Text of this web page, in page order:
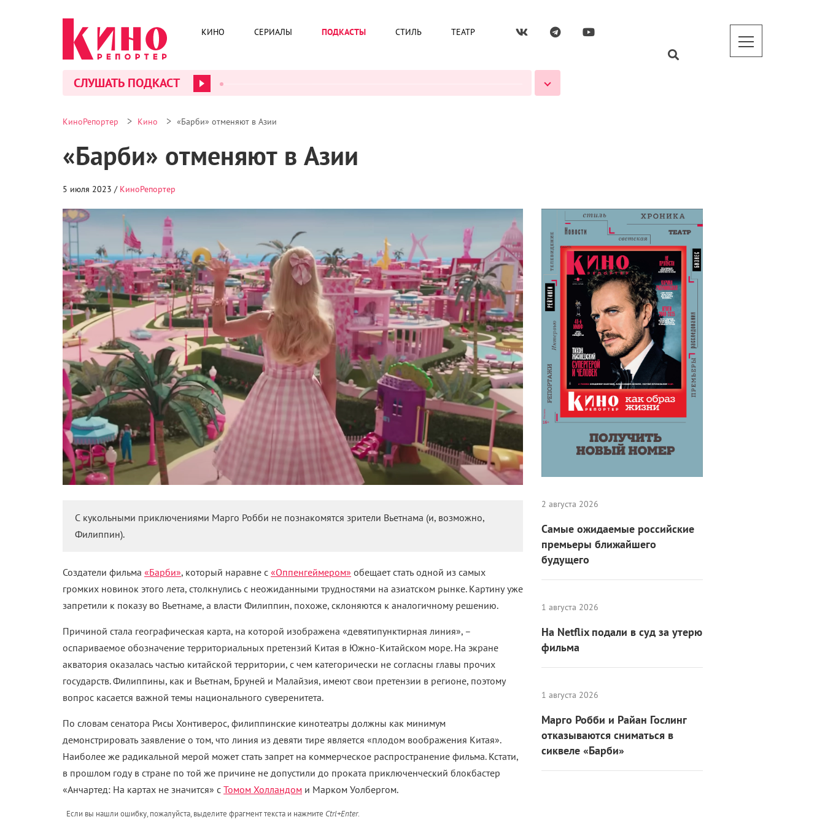
КИНО СЕРИАЛЫ ПОДКАСТЫ СТИЛЬ ТЕАТР
СЛУШАТЬ ПОДКАСТ
КиноРепортер > Кино > «Барби» отменяют в Азии
«Барби» отменяют в Азии
5 июля 2023 / КиноРепортер
С кукольными приключениями Марго Робби не познакомятся зрители Вьетнама (и, возможно,
Филиппин).
Создатели фильма «Барби», который наравне с «Оппенгеймером» обещает стать одной из самых
громких новинок этого лета, столкнулись с неожиданными трудностями на азиатском рынке. Картину уже
запретили к показу во Вьетнаме, а власти Филиппин, похоже, склоняются к аналогичному решению.
Причиной стала географическая карта, на которой изображена «девятипунктирная линия», –
оспариваемое обозначение территориальных претензий Китая в Южно-Китайском море. На экране
акватория оказалась частью китайской территории, с чем категорически не согласны главы прочих
государств.Филиппины, как и Вьетнам, Бруней и Малайзия, имеют свои претензии в регионе, поэтому
вопрос касается важной темы национального суверенитета.
По словам сенатора Рисы Хонтиверос, филиппинские кинотеатры должны как минимум
демонстрировать заявление о том, что линия из девяти тире является «плодом воображения Китая».
Наиболее же радикальной мерой может стать запрет на коммерческое распространение фильма. Кстати,
в прошлом году в стране по той же причине не допустили до проката приключенческий блокбастер
«Анчартед: На картах не значится» с Томом Холландом и Марком Уолбергом.
Если вы нашли ошибку, пожалуйста, выделите фрагмент текста и нажмите Ctrl+Enter.
2 августа 2026
Самые ожидаемые российские
премьеры ближайшего
будущего
1 августа 2026
На Netflix подали в суд за утерю
фильма
1 августа 2026
Марго Робби и Райан Гослинг
отказываются сниматься в
сиквеле «Барби»